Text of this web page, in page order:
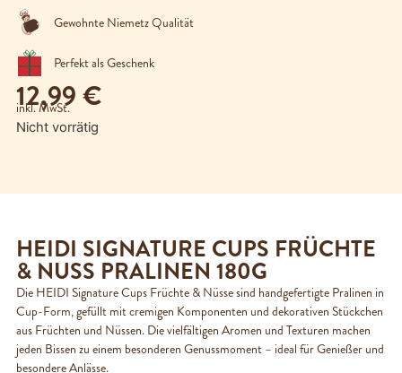
Gewohnte Niemetz Qualität
Perfekt als Geschenk
12,99€
inkl. MwSt.
Nicht vorrätig
HEIDI SIGNATURE CUPS FRÜCHTE
& NUSS PRALINEN 180G
Die HEIDI Signature Cups Früchte & Nüsse sind handgefertigte Pralinen in
Cup-Form, gefüllt mit cremigen Komponenten und dekorativen Stückchen
aus Früchten und Nüssen. Die vielfältigen Aromen und Texturen machen
jeden Bissen zu einem besonderen Genussmoment – ideal für Genießer und
besondere Anlässe.